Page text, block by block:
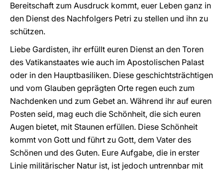
Bereitschaft zum Ausdruck kommt, euer Leben ganz in
den Dienst des Nachfolgers Petri zu stellen und ihn zu
schützen.
Liebe Gardisten, ihr erfüllt euren Dienst an den Toren
des Vatikanstaates wie auch im Apostolischen Palast
oder in den Hauptbasiliken. Diese geschichtsträchtigen
und vom Glauben geprägten Orte regen euch zum
Nachdenken und zum Gebet an. Während ihr auf euren
Posten seid, mag euch die Schönheit, die sich euren
Augen bietet, mit Staunen erfüllen. Diese Schönheit
kommt von Gott und führt zu Gott, dem Vater des
Schönen und des Guten. Eure Aufgabe, die in erster
Linie militärischer Natur ist, ist jedoch untrennbar mit